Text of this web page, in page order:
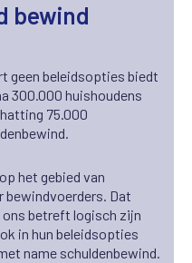
bewind
geen beleidsopties biedt
300.000 huishoudens
75.000
het gebied van
bewindvoerders. Dat
ons betreft logisch zijn
in hun beleidsopties
name schuldenbewind.